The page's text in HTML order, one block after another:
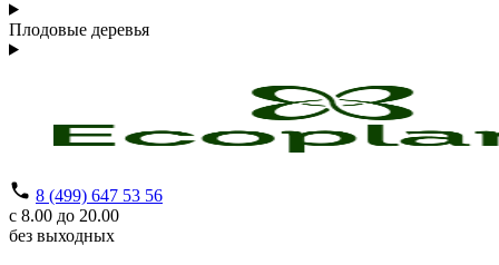
Плодовые деревья
8 (499) 647 53 56
с 8.00 до 20.00
без выходных